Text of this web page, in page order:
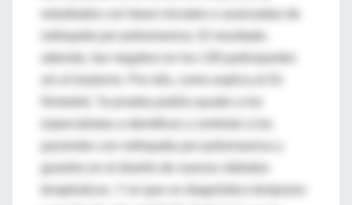
nefropatía por poliomavirus. El resultado,
además, fue negativo en los 139 participantes
pacientes con nefropatía por poliomavirus y
guiarles en el diseño de nuevos métodos
terapéuticos. Y es que un diagnóstico temprano